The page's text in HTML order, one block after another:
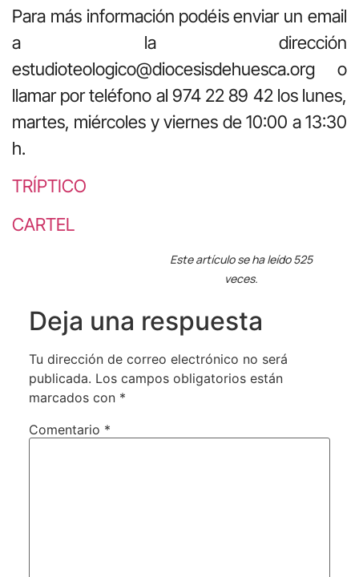
Para más información podéis enviar un email
a la dirección
estudioteologico@diocesisdehuesca.org o
llamar por teléfono al 974 22 89 42 los lunes,
martes, miércoles y viernes de 10:00 a 13:30
h.
TRÍPTICO
CARTEL
Este artículo se ha leído 525
veces.
Deja una respuesta
Tu dirección de correo electrónico no será
publicada. Los campos obligatorios están
marcados con *
Comentario *